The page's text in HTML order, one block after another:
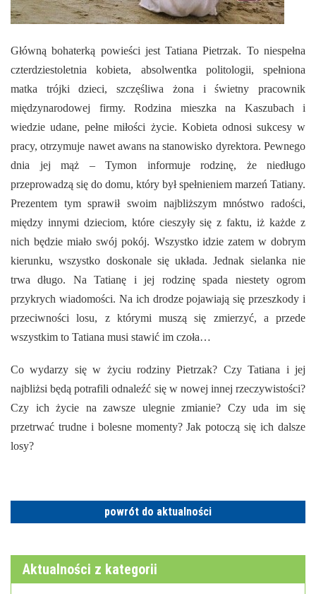
Główną bohaterką powieści jest Tatiana Pietrzak. To niespełna
czterdziestoletnia kobieta, absolwentka politologii, spełniona
matka trójki dzieci, szczęśliwa żona i świetny pracownik
międzynarodowej firmy. Rodzina mieszka na Kaszubach i
wiedzie udane, pełne miłości życie. Kobieta odnosi sukcesy w
pracy, otrzymuje nawet awans na stanowisko dyrektora. Pewnego
dnia jej mąż – Tymon informuje rodzinę, że niedługo
przeprowadzą się do domu, który był spełnieniem marzeń Tatiany.
Prezentem tym sprawił swoim najbliższym mnóstwo radości,
między innymi dzieciom, które cieszyły się z faktu, iż każde z
nich będzie miało swój pokój. Wszystko idzie zatem w dobrym
kierunku, wszystko doskonale się układa. Jednak sielanka nie
trwa długo. Na Tatianę i jej rodzinę spada niestety ogrom
przykrych wiadomości. Na ich drodze pojawiają się przeszkody i
przeciwności losu, z którymi muszą się zmierzyć, a przede
wszystkim to Tatiana musi stawić im czoła…
Co wydarzy się w życiu rodziny Pietrzak? Czy Tatiana i jej
najbliżsi będą potrafili odnaleźć się w nowej innej rzeczywistości?
Czy ich życie na zawsze ulegnie zmianie? Czy uda im się
przetrwać trudne i bolesne momenty? Jak potoczą się ich dalsze
losy?
powrót do aktualności
Aktualności z kategorii